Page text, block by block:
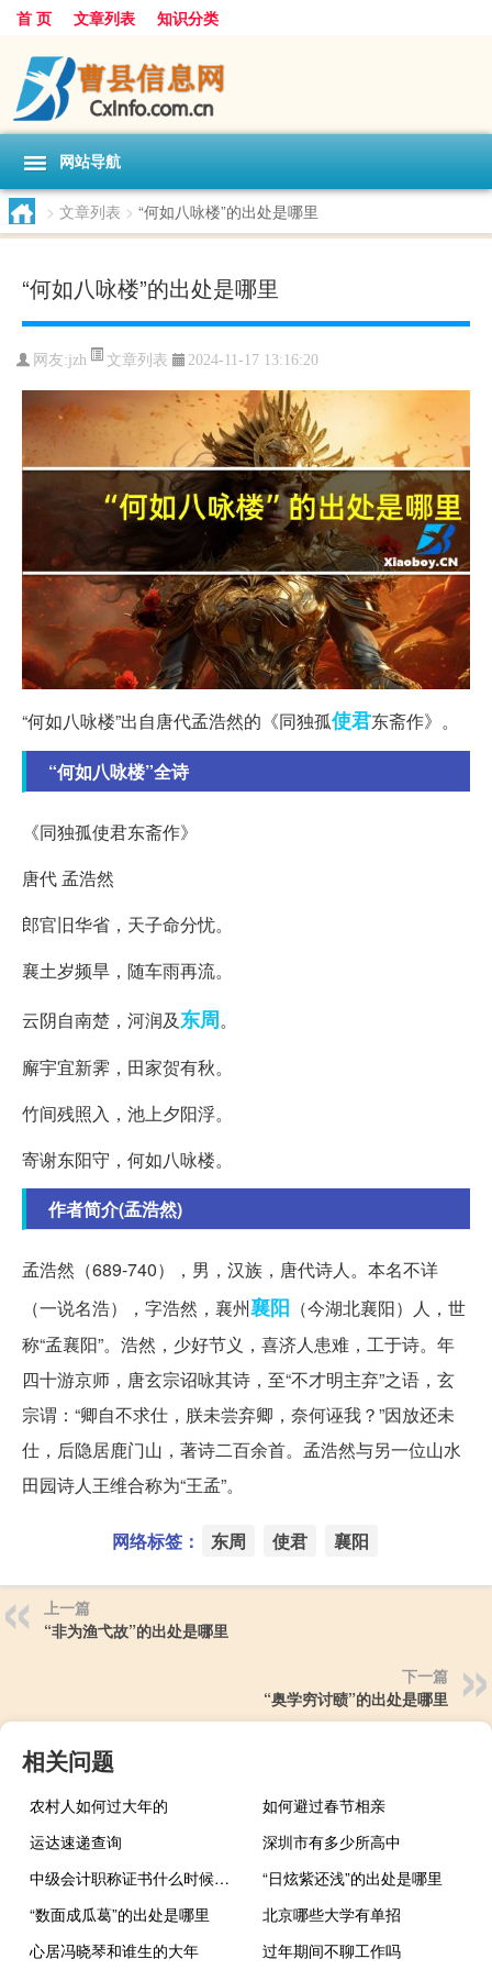
首 页 文章列表 知识分类
网站导航
> 文章列表 > “何如八咏楼”的出处是哪里
“何如八咏楼”的出处是哪里
网友:jzh 文章列表 2024-11-17 13:16:20
“何如八咏楼”出自唐代孟浩然的《同独孤使君东斋作》。
“何如八咏楼”全诗
《同独孤使君东斋作》
唐代 孟浩然
郎官旧华省，天子命分忧。
襄土岁频旱，随车雨再流。
云阴自南楚，河润及东周。
廨宇宜新霁，田家贺有秋。
竹间残照入，池上夕阳浮。
寄谢东阳守，何如八咏楼。
作者简介(孟浩然)
孟浩然（689-740），男，汉族，唐代诗人。本名不详
（一说名浩），字浩然，襄州襄阳 （今湖北襄阳）人，世
称“孟襄阳”。浩然，少好节义，喜济人患难，工于诗。年
四十游京师，唐玄宗诏咏其诗，至“不才明主弃”之语，玄
宗谓：“卿自不求仕，朕未尝弃卿，奈何诬我？”因放还未
仕，后隐居鹿门山，著诗二百余首。孟浩然与另一位山水
田园诗人王维合称为“王孟”。
网络标签： 东周 使君 襄阳
上一篇
“非为渔弋故”的出处是哪里
下一篇
“奥学穷讨赜”的出处是哪里
相关问题
农村人如何过大年的
如何避过春节相亲
运达速递查询
深圳市有多少所高中
中级会计职称证书什么时候领取
“日炫紫还浅”的出处是哪里
“数面成瓜葛”的出处是哪里
北京哪些大学有单招
心居冯晓琴和谁生的大年
过年期间不聊工作吗